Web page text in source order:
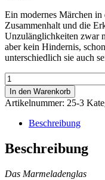
Ein modernes Märchen
Zusammenhalt und die
Unzulänglichkeiten zwar
aber kein Hindernis,
unterschiedlich sie auch
Simsala
...
Mist!
Zauberwald-
Saga
Menge
In den Warenkorb
Artikelnummer: 25-3
Beschreibung
Beschreibung
Das Marmeladenglas